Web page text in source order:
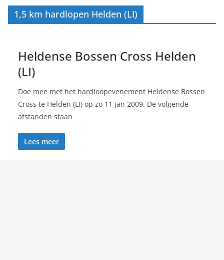
1,5 km hardlopen Helden (LI)
Heldense Bossen Cross Helden
(LI)
Doe mee met het hardloopevenement Heldense Bossen
Cross te Helden (LI) op zo 11 jan 2009. De volgende
afstanden staan
Lees meer